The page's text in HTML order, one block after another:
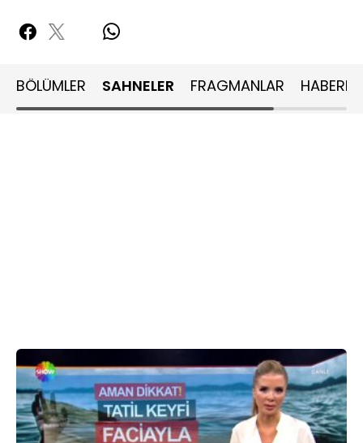
BÖLÜMLER SAHNELER FRAGMANLAR